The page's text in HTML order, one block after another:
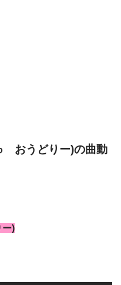
おうどりー)の曲動
)